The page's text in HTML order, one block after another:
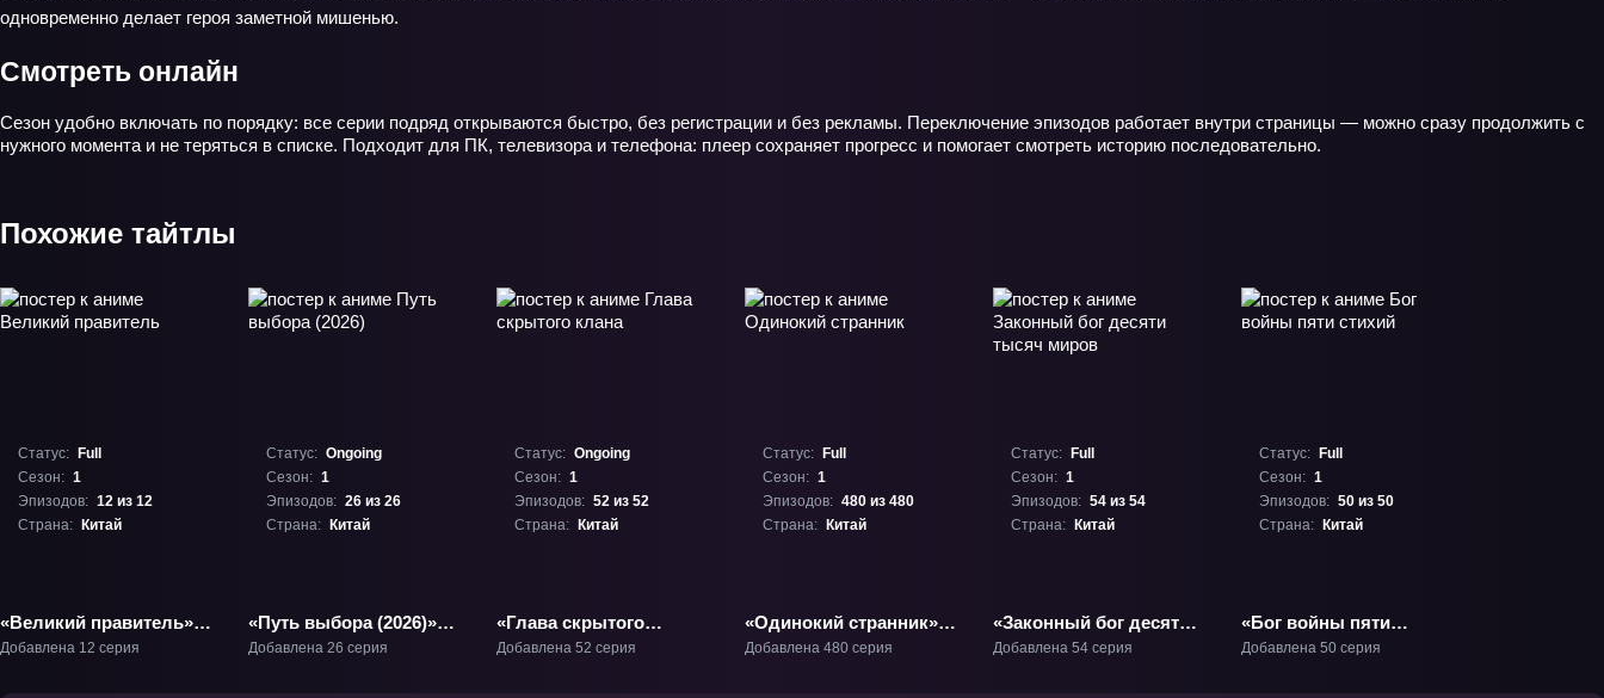
одновременно делает героя заметной мишенью.
Смотреть онлайн
Сезон удобно включать по порядку: все серии подряд открываются быстро, без регистрации и без рекламы. Переключение эпизодов работает внутри страницы — можно сразу продолжить с
нужного момента и не теряться в списке. Подходит для ПК, телевизора и телефона: плеер сохраняет прогресс и помогает смотреть историю последовательно.
Похожие тайтлы
Статус:
Full
Сезон: 1
Эпизодов: 12 из 12
Страна:
Китай
«Великий правитель»
ТВ-1
Добавлена 12 серия
Статус: Ongoing
Сезон: 1
Эпизодов: 26 из 26
Страна:
Китай
«Путь выбора (2026)»
ТВ-1
Добавлена 26 серия
Статус: Ongoing
Сезон: 1
Эпизодов: 52 из 52
Страна:
Китай
«Глава скрытого
клана» ТВ-1
Добавлена 52 серия
Статус:
Full
Сезон: 1
Эпизодов: 480 из 480
Страна:
Китай
«Одинокий странник»
ТВ-1
Добавлена 480 серия
Статус:
Full
Сезон: 1
Эпизодов: 54 из 54
Страна:
Китай
«Законный бог десяти
тысяч миров» ТВ-1
Добавлена 54 серия
Статус:
Full
Сезон: 1
Эпизодов: 50 из 50
Страна:
Китай
«Бог войны пяти
стихий» ТВ-1
Добавлена 50 серия